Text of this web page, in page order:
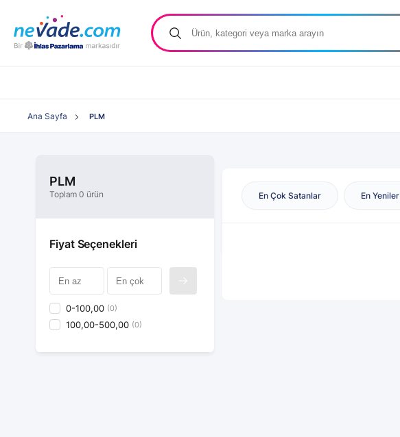
Ana Sayfa PLM
PLM
Toplam 0 ürün
Fiyat Seçenekleri
0-100,00 (0)
100,00-500,00 (0)
En Çok Satanlar En Yeniler